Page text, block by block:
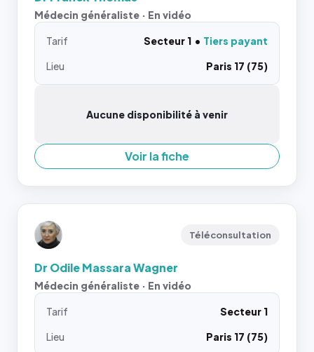
Médecin généraliste · En vidéo
Tarif Secteur 1
Tiers payant
Lieu
Paris 17 (75)
Aucune disponibilité à venir
Voir la fiche
Téléconsultation
Dr Odile Massara Wagner
Médecin généraliste · En vidéo
Tarif
Secteur 1
Lieu
Paris 17 (75)